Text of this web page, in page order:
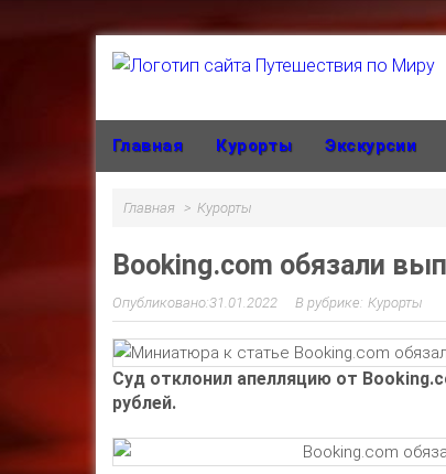
Главная Курорты Экскурсии
Главная Курорты
Booking.com обязали
31.01.2022 Курорты
Суд отклонил апелляцию от
рублей.